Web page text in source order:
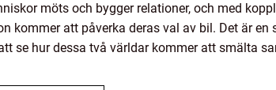
möts och bygger relationer, och med
kommer att påverka deras val av bil. Det är
se hur dessa två världar kommer att smälta